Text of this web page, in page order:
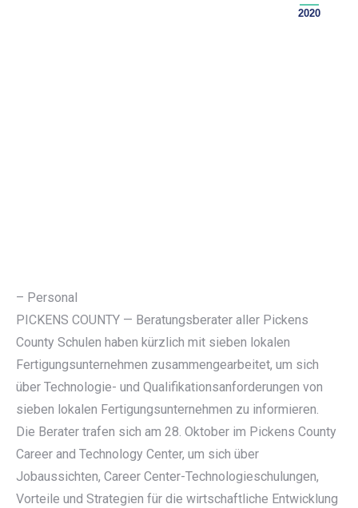
2020
– Personal
PICKENS COUNTY — Beratungsberater aller Pickens
County Schulen haben kürzlich mit sieben lokalen
Fertigungsunternehmen zusammengearbeitet, um sich
über Technologie- und Qualifikationsanforderungen von
sieben lokalen Fertigungsunternehmen zu informieren.
Die Berater trafen sich am 28. Oktober im Pickens County
Career and Technology Center, um sich über
Jobaussichten, Career Center-Technologieschulungen,
Vorteile und Strategien für die wirtschaftliche Entwicklung